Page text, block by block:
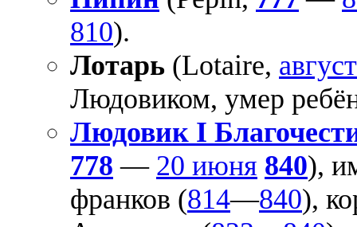
810).
Лотарь (Lotaire, август
Людовиком, умер
Людовик I
778 — 20 июня 840),
франков (814—840),